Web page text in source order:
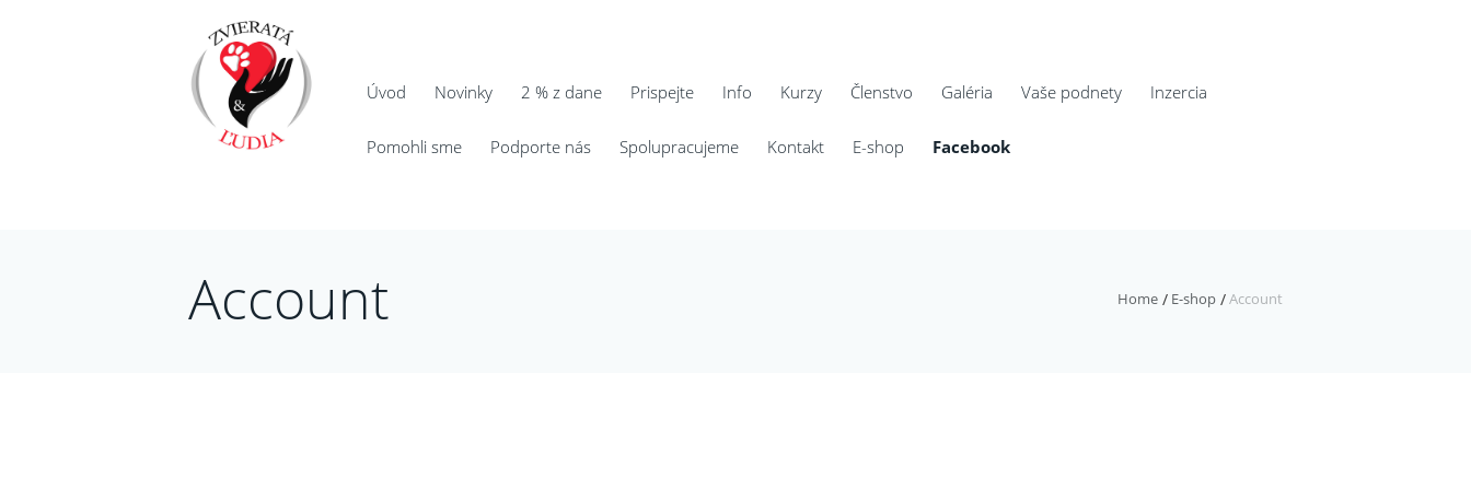
Úvod Novinky 2 % z dane Prispejte Info Kurzy Členstvo Galéria Vaše podnety Inzercia
Pomohli sme Podporte nás Spolupracujeme Kontakt E-shop Facebook
Home E-shop Account
Account